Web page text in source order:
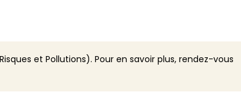
et Pollutions). Pour en savoir plus, rendez-vous